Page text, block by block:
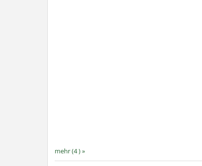
mehr (4 ) »